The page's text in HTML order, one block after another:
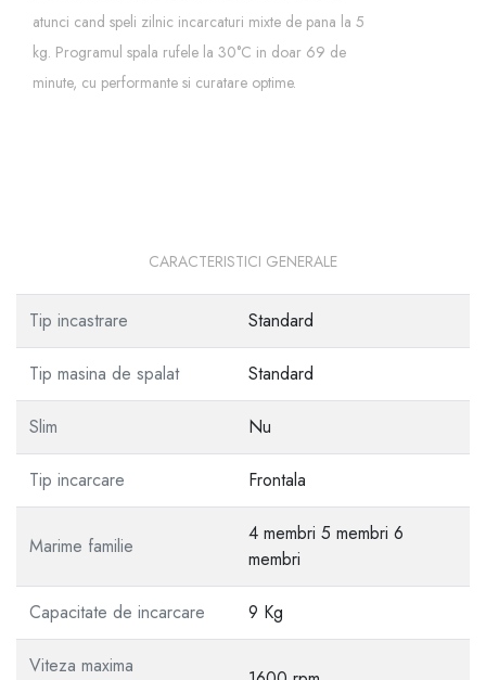
atunci cand speli zilnic incarcaturi mixte de pana la 5
kg. Programul spala rufele la 30°C in doar 69 de
minute, cu performante si curatare optime.
CARACTERISTICI GENERALE
Tip incastrare Standard
Tip masina de spalat Standard
Slim Nu
Tip incarcare Frontala
Marime familie
4 membri 5 membri 6
membri
Capacitate de incarcare 9 Kg
Viteza maxima